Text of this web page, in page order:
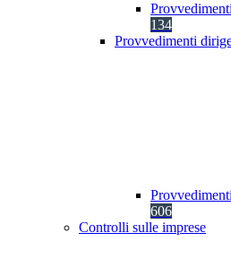
134
Provvedimenti
606
Controlli sulle imprese